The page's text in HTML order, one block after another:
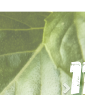
Next